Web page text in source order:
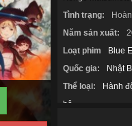
Tình trạng:
Năm sản xuất:
Loạt phim
Blue
Quốc gia:
Nhật
Thể loại:
Hành
bộ